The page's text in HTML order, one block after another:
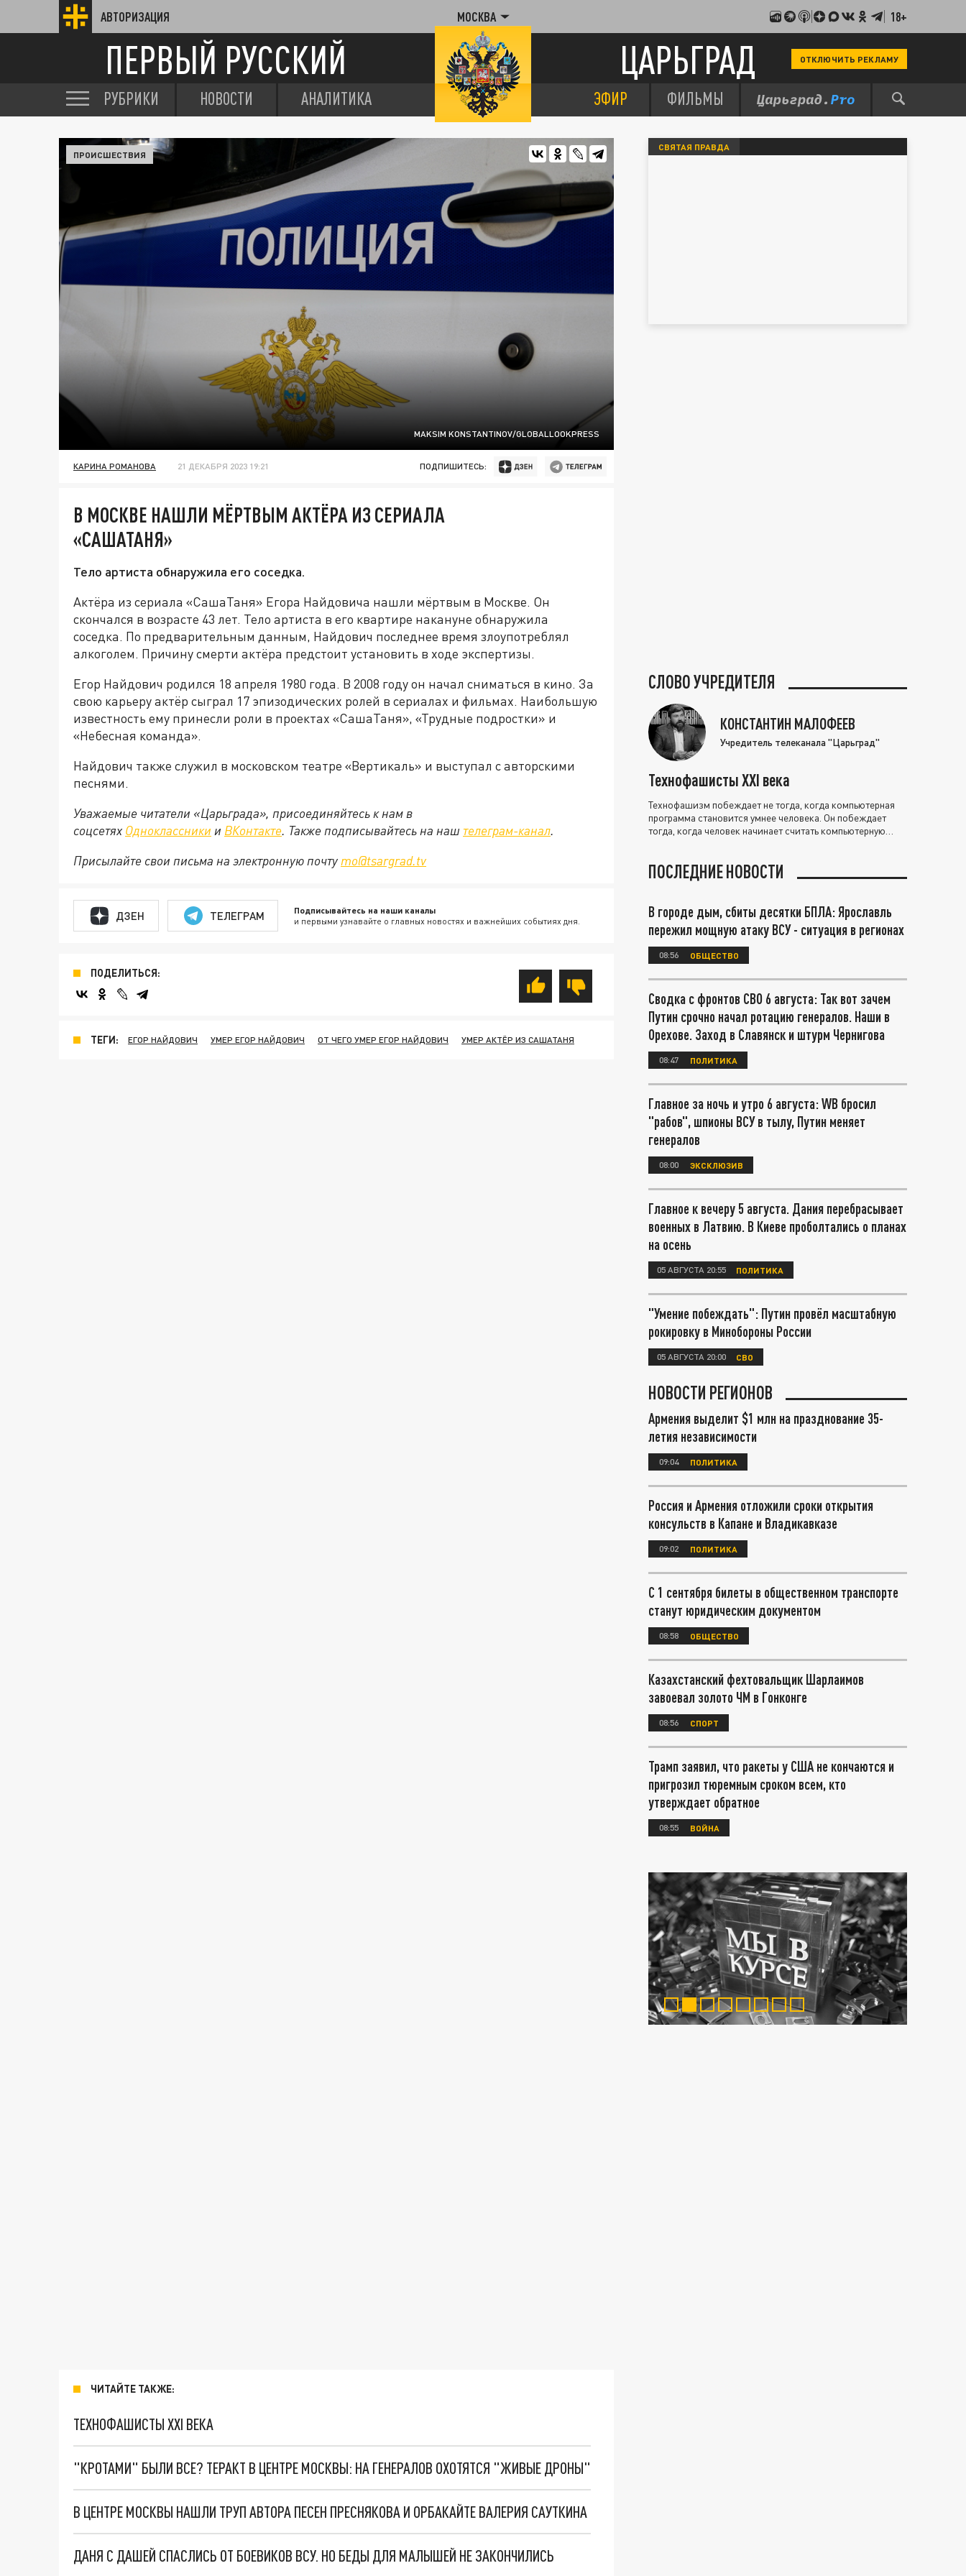
АВТОРИЗАЦИЯ МОСКВА 18+
ПЕРВЫЙ РУССКИЙ ЦАРЬГРАД ОТКЛЮЧИТЬ РЕКЛАМУ
РУБРИКИ НОВОСТИ АНАЛИТИКА ЭФИР ФИЛЬМЫ
MAKSIM KONSTANTINOV/GLOBALLOOKPRESS
ПРОИСШЕСТВИЯ
КАРИНА РОМАНОВА 21 ДЕКАБРЯ 2023 19:21 ПОДПИШИТЕСЬ:
В МОСКВЕ НАШЛИ МЁРТВЫМ АКТЁРА ИЗ СЕРИАЛА
«САШАТАНЯ»
Тело артиста обнаружила его соседка.
Актёра из сериала «СашаТаня» Егора Найдовича нашли мёртвым в Москве. Он
скончался в возрасте 43 лет. Тело артиста в его квартире накануне обнаружила
соседка. По предварительным данным, Найдович последнее время злоупотреблял
алкоголем. Причину смерти актёра предстоит установить в ходе экспертизы.
Егор Найдович родился 18 апреля 1980 года. В 2008 году он начал сниматься в кино. За
свою карьеру актёр сыграл 17 эпизодических ролей в сериалах и фильмах. Наибольшую
известность ему принесли роли в проектах «СашаТаня», «Трудные подростки» и
«Небесная команда».
Найдович также служил в московском театре «Вертикаль» и выступал с авторскими
песнями.
Уважаемые читатели «Царьграда», присоединяйтесь к нам в
соцсетях Одноклассники и ВКонтакте. Также подписывайтесь на наш телеграм-канал.
Присылайте свои письма на электронную почту mo@tsargrad.tv
ДЗЕН ТЕЛЕГРАМ Подписывайтесь на наши каналы
и первыми узнавайте о главных новостях и важнейших событиях дня.
ПОДЕЛИТЬСЯ:
ТЕГИ: ЕГОР НАЙДОВИЧ УМЕР ЕГОР НАЙДОВИЧ ОТ ЧЕГО УМЕР ЕГОР НАЙДОВИЧ УМЕР АКТЁР ИЗ САШАТАНЯ
ЧИТАЙТЕ ТАКЖЕ:
ТЕХНОФАШИСТЫ XXI ВЕКА
"КРОТАМИ" БЫЛИ ВСЕ? ТЕРАКТ В ЦЕНТРЕ МОСКВЫ: НА ГЕНЕРАЛОВ ОХОТЯТСЯ "ЖИВЫЕ ДРОНЫ"
В ЦЕНТРЕ МОСКВЫ НАШЛИ ТРУП АВТОРА ПЕСЕН ПРЕСНЯКОВА И ОРБАКАЙТЕ ВАЛЕРИЯ САУТКИНА
ДАНЯ С ДАШЕЙ СПАСЛИСЬ ОТ БОЕВИКОВ ВСУ. НО БЕДЫ ДЛЯ МАЛЫШЕЙ НЕ ЗАКОНЧИЛИСЬ
СВЯТАЯ ПРАВДА
СЛОВО УЧРЕДИТЕЛЯ
КОНСТАНТИН МАЛОФЕЕВ
Учредитель телеканала "Царьград"
Технофашисты XXI века
Технофашизм побеждает не тогда, когда компьютерная
программа становится умнее человека. Он побеждает
тогда, когда человек начинает считать компьютерную
ПОСЛЕДНИЕ НОВОСТИ
В городе дым, сбиты десятки БПЛА: Ярославль
пережил мощную атаку ВСУ - ситуация в регионах
08:56 ОБЩЕСТВО
Сводка с фронтов СВО 6 августа: Так вот зачем
Путин срочно начал ротацию генералов. Наши в
Орехове. Заход в Славянск и штурм Чернигова
08:47 ПОЛИТИКА
Главное за ночь и утро 6 августа: WB бросил
"рабов", шпионы ВСУ в тылу, Путин меняет
генералов
08:00 ЭКСКЛЮЗИВ
Главное к вечеру 5 августа. Дания перебрасывает
военных в Латвию. В Киеве проболтались о планах
на осень
05 АВГУСТА 20:55 ПОЛИТИКА
"Умение побеждать": Путин провёл масштабную
рокировку в Минобороны России
05 АВГУСТА 20:00 СВО
НОВОСТИ РЕГИОНОВ
Армения выделит $1 млн на празднование 35-
летия независимости
09:04 ПОЛИТИКА
Россия и Армения отложили сроки открытия
консульств в Капане и Владикавказе
09:02 ПОЛИТИКА
С 1 сентября билеты в общественном транспорте
станут юридическим документом
08:58 ОБЩЕСТВО
Казахстанский фехтовальщик Шарлаимов
завоевал золото ЧМ в Гонконге
08:56 СПОРТ
Трамп заявил, что ракеты у США не кончаются и
пригрозил тюремным сроком всем, кто
утверждает обратное
08:55 ВОЙНА